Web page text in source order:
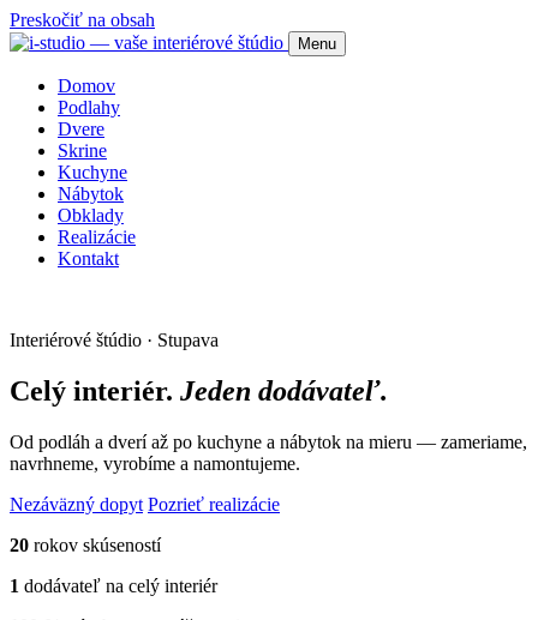
Preskočiť na obsah
Menu
Domov
Podlahy
Dvere
Skrine
Kuchyne
Nábytok
Obklady
Realizácie
Kontakt
Interiérové štúdio · Stupava
Celý interiér. Jeden dodávateľ.
Od podláh a dverí až po kuchyne a nábytok na mieru — zameriame,
navrhneme, vyrobíme a namontujeme.
Nezáväzný dopyt Pozrieť realizácie
20 rokov skúseností
1 dodávateľ na celý interiér